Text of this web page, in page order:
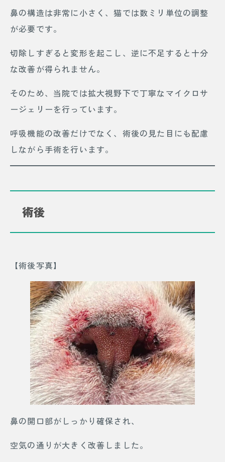
鼻の構造は非常に小さく、猫では数ミリ単位の調整
が必要です。
切除しすぎると変形を起こし、逆に不足すると十分
な改善が得られません。
そのため、当院では拡大視野下で丁寧なマイクロサ
ージェリーを行っています。
呼吸機能の改善だけでなく、術後の見た目にも配慮
しながら手術を行います。
術後
【術後写真】
鼻の開口部がしっかり確保され、
空気の通りが大きく改善しました。